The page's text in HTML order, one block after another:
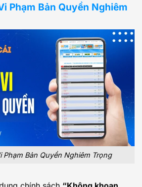
Phạm Bản Quyền Nghiêm
Phạm Bản Quyền Nghiêm Trọng